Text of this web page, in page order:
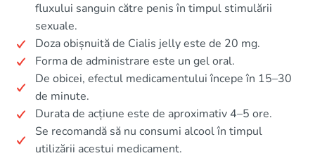
fluxului sanguin către penis în timpul stimulării
sexuale.
Doza obișnuită de Cialis jelly este de 20 mg.
Forma de administrare este un gel oral.
De obicei, efectul medicamentului începe în 15–30
de minute.
Durata de acțiune este de aproximativ 4–5 ore.
Se recomandă să nu consumi alcool în timpul
utilizării acestui medicament.